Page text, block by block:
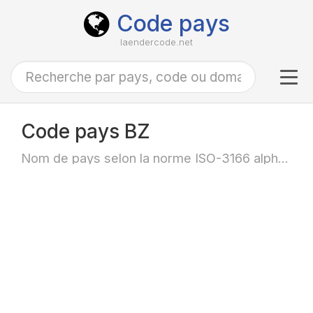
Code pays
laendercode.net
Code pays BZ
Nom de pays selon la norme ISO-3166 alpha-2